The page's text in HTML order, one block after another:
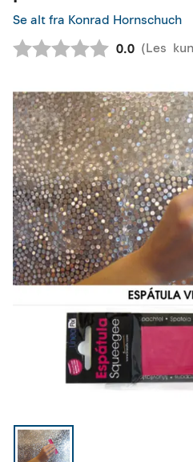
Se alt fra Konrad Hornschuch
0.0 (Les